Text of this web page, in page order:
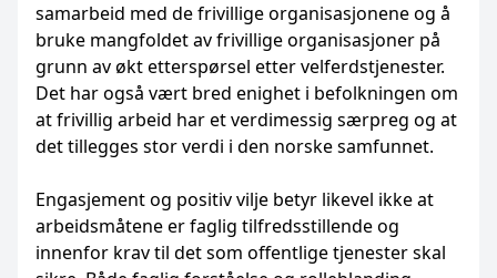
samarbeid med de frivillige organisasjonene og å
bruke mangfoldet av frivillige organisasjoner på
grunn av økt etterspørsel etter velferdstjenester.
Det har også vært bred enighet i befolkningen om
at frivillig arbeid har et verdimessig særpreg og at
det tillegges stor verdi i den norske samfunnet.
Engasjement og positiv vilje betyr likevel ikke at
arbeidsmåtene er faglig tilfredsstillende og
innenfor krav til det som offentlige tjenester skal